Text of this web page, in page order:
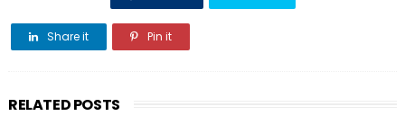
Share it Pin it
RELATED POSTS